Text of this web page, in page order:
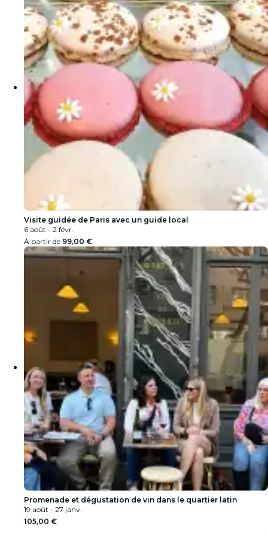
Visite guidée de Paris avec un guide local
6 août - 2 févr.
À partir de 99,00 €
Promenade et dégustation de vin dans le quartier latin
19 août - 27 janv.
105,00 €